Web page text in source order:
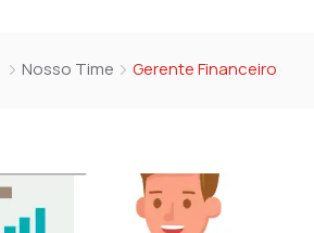
Nosso Time Gerente Financeiro